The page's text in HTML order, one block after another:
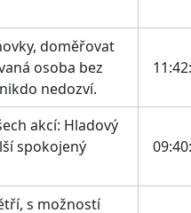
doměřovat
osoba bez
nedozví.
akcí: Hladový
spokojený
s možností